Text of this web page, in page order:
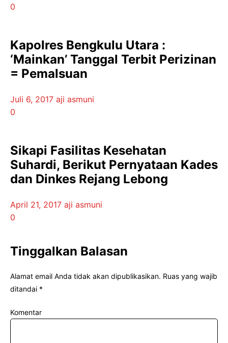
0
Kapolres Bengkulu Utara :
‘Mainkan’ Tanggal Terbit Perizinan
= Pemalsuan
Juli 6, 2017 aji asmuni
0
Sikapi Fasilitas Kesehatan
Suhardi, Berikut Pernyataan Kades
dan Dinkes Rejang Lebong
April 21, 2017 aji asmuni
0
Tinggalkan Balasan
Alamat email Anda tidak akan dipublikasikan. Ruas yang wajib
ditandai *
Komentar